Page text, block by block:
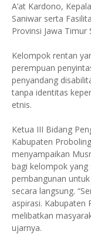
A’at Kardono,
Saniwar serta
Provinsi Jawa Timur
Kelompok rentan
perempuan
penyandang
tanpa identitas
etnis.
Ketua III Bidang
Kabupaten
menyampaikan
bagi kelompok
pembangunan
secara langsung.
aspirasi. Kabupaten
melibatkan
ujarnya.